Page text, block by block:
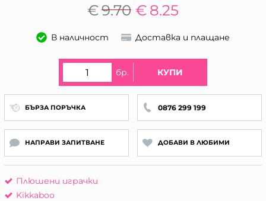
9.70
€ 8.25
€
В наличност Доставка и плащане
бр. КУПИ
БЪРЗА ПОРЪЧКА 0876 299 199
НАПРАВИ ЗАПИТВАНЕ ДОБАВИ В ЛЮБИМИ
Плюшени играчки
Kikkaboo